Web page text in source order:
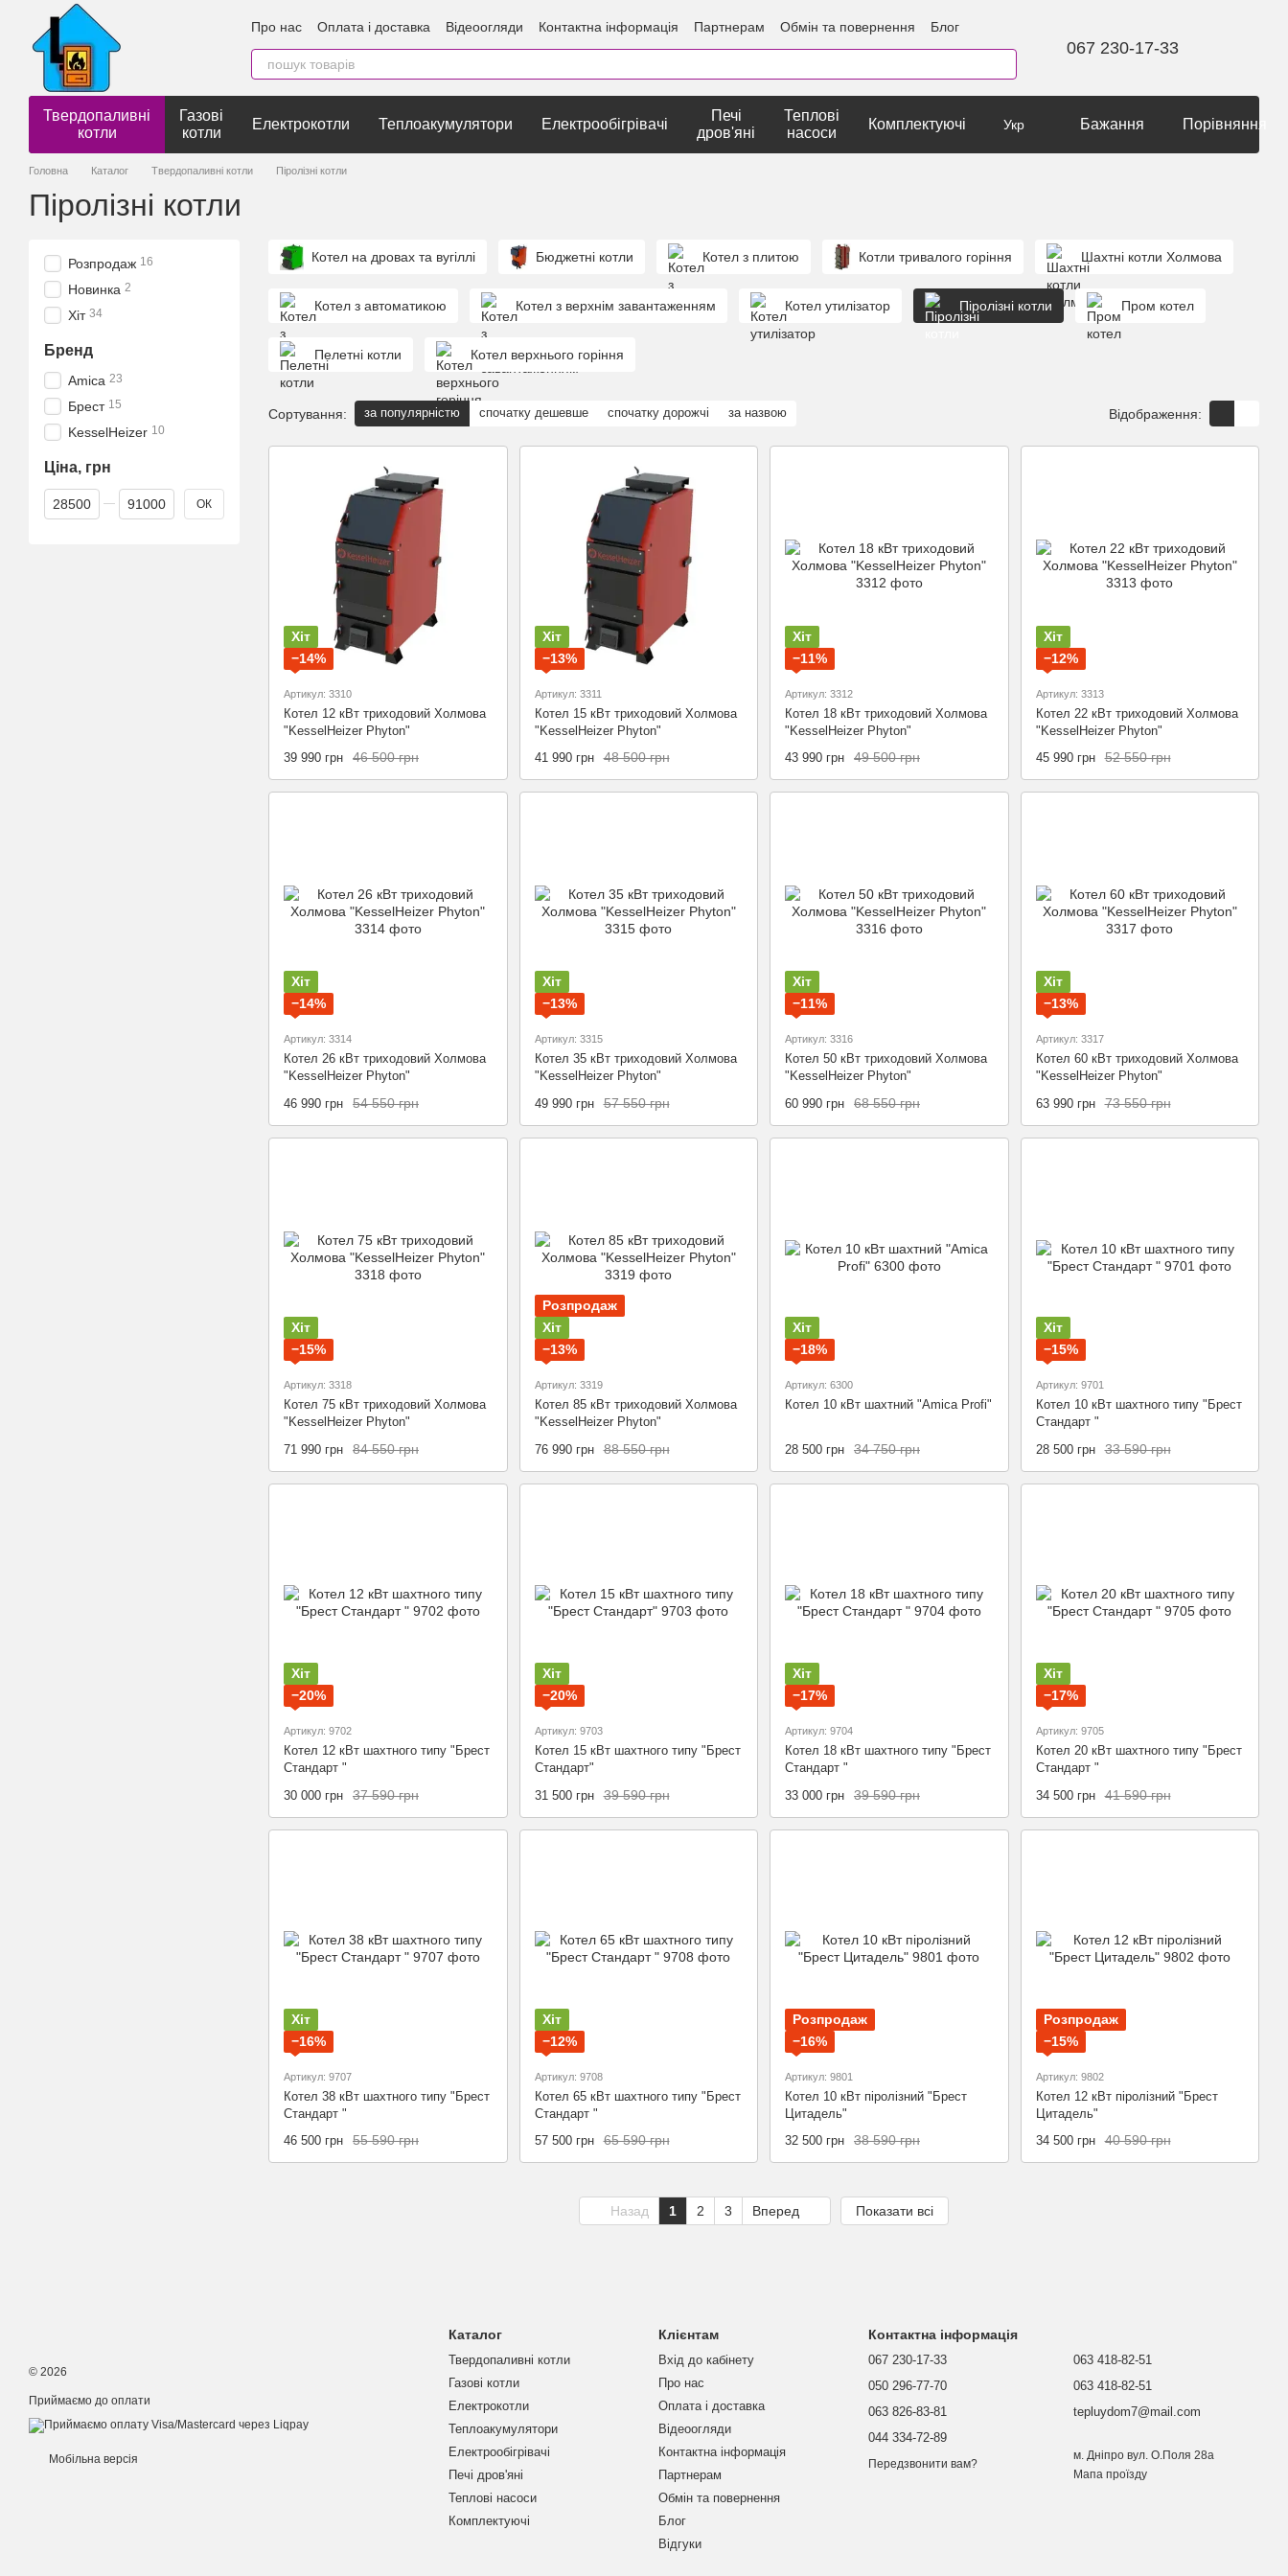
Перейти до основного контенту
Про нас Оплата і доставка Відеоогляди Контактна інформація Партнерам Обмін та повернення
Блог
Відгуки
067 230-17-33
Твердопаливні
котли
Газові
котли
Електрокотли Теплоакумулятори Електрообігрівачі
Печі
дров'яні
Теплові
насоси
Комплектуючі Укр Бажання Порівняння
Головна Каталог Твердопаливні котли Піролізні котли
Піролізні котли
Котел на дровах та вугіллі Бюджетні котли Котел з плитою Котли тривалого горіння Шахтні котли Холмова
Котел з автоматикою Котел з верхнім завантаженням Котел утилізатор Піролізні котли Пром котел
Пелетні котли Котел верхнього горіння
Сортування: за популярністю спочатку дешевше спочатку дорожчі за назвою Відображення:
Хіт
−14%
Артикул: 3310
Котел 12 кВт триходовий Холмова
"KesselHeizer Phyton"
46 500 грн
39 990 грн
Хіт
−13%
Артикул: 3311
Котел 15 кВт триходовий Холмова
"KesselHeizer Phyton"
48 500 грн
41 990 грн
Хіт
−11%
Артикул: 3312
Котел 18 кВт триходовий Холмова
"KesselHeizer Phyton"
49 500 грн
43 990 грн
Хіт
−12%
Артикул: 3313
Котел 22 кВт триходовий Холмова
"KesselHeizer Phyton"
52 550 грн
45 990 грн
Хіт
−14%
Артикул: 3314
Котел 26 кВт триходовий Холмова
"KesselHeizer Phyton"
54 550 грн
46 990 грн
Хіт
−13%
Артикул: 3315
Котел 35 кВт триходовий Холмова
"KesselHeizer Phyton"
57 550 грн
49 990 грн
Хіт
−11%
Артикул: 3316
Котел 50 кВт триходовий Холмова
"KesselHeizer Phyton"
68 550 грн
60 990 грн
Хіт
−13%
Артикул: 3317
Котел 60 кВт триходовий Холмова
"KesselHeizer Phyton"
73 550 грн
63 990 грн
Хіт
−15%
Артикул: 3318
Котел 75 кВт триходовий Холмова
"KesselHeizer Phyton"
84 550 грн
71 990 грн
Розпродаж
Хіт
−13%
Артикул: 3319
Котел 85 кВт триходовий Холмова
"KesselHeizer Phyton"
88 550 грн
76 990 грн
Хіт
−18%
Артикул: 6300
Котел 10 кВт шахтний "Amica Profi"
34 750 грн
28 500 грн
Хіт
−15%
Артикул: 9701
Котел 10 кВт шахтного типу "Брест
Стандарт "
33 590 грн
28 500 грн
Хіт
−20%
Артикул: 9702
Котел 12 кВт шахтного типу "Брест
Стандарт "
37 590 грн
30 000 грн
Хіт
−20%
Артикул: 9703
Котел 15 кВт шахтного типу "Брест
Стандарт"
39 590 грн
31 500 грн
Хіт
−17%
Артикул: 9704
Котел 18 кВт шахтного типу "Брест
Стандарт "
39 590 грн
33 000 грн
Хіт
−17%
Артикул: 9705
Котел 20 кВт шахтного типу "Брест
Стандарт "
41 590 грн
34 500 грн
Хіт
−16%
Артикул: 9707
Котел 38 кВт шахтного типу "Брест
Стандарт "
55 590 грн
46 500 грн
Хіт
−12%
Артикул: 9708
Котел 65 кВт шахтного типу "Брест
Стандарт "
65 590 грн
57 500 грн
Розпродаж
−16%
Артикул: 9801
Котел 10 кВт піролізний "Брест
Цитадель"
38 590 грн
32 500 грн
Розпродаж
−15%
Артикул: 9802
Котел 12 кВт піролізний "Брест
Цитадель"
40 590 грн
34 500 грн
Назад 1 2 3 Вперед Показати всі
Розпродаж 16
Новинка 2
Хіт 34
Бренд
Amica 23
Брест 15
KesselHeizer 10
Ціна, грн
Від Ціна, грн
До Ціна, грн ОК
© 2026
Приймаємо до оплати
Мобільна версія
Каталог
Твердопаливні котли
Газові котли
Електрокотли
Теплоакумулятори
Електрообігрівачі
Печі дров'яні
Теплові насоси
Комплектуючі
Клієнтам
Вхід до кабінету
Про нас
Оплата і доставка
Відеоогляди
Контактна інформація
Партнерам
Обмін та повернення
Блог
Відгуки
Контактна інформація
067 230-17-33
050 296-77-70
063 826-83-81
044 334-72-89
Передзвонити вам?
063 418-82-51
063 418-82-51
tepluydom7@mail.com
м. Дніпро вул. О.Поля 28а
Мапа проїзду